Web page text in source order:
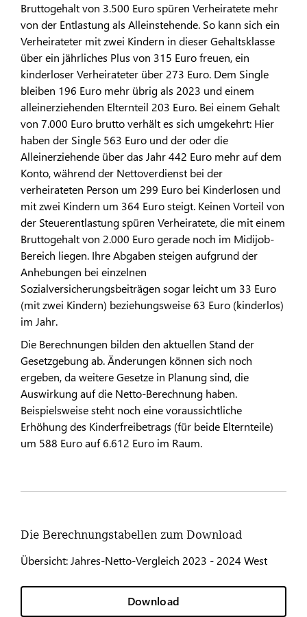
Bruttogehalt von 3.500 Euro spüren Verheiratete mehr
von der Entlastung als Alleinstehende. So kann sich ein
Verheirateter mit zwei Kindern in dieser Gehaltsklasse
über ein jährliches Plus von 315 Euro freuen, ein
kinderloser Verheirateter über 273 Euro. Dem Single
bleiben 196 Euro mehr übrig als 2023 und einem
alleinerziehenden Elternteil 203 Euro. Bei einem Gehalt
von 7.000 Euro brutto verhält es sich umgekehrt: Hier
haben der Single 563 Euro und der oder die
Alleinerziehende über das Jahr 442 Euro mehr auf dem
Konto, während der Nettoverdienst bei der
verheirateten Person um 299 Euro bei Kinderlosen und
mit zwei Kindern um 364 Euro steigt. Keinen Vorteil von
der Steuerentlastung spüren Verheiratete, die mit einem
Bruttogehalt von 2.000 Euro gerade noch im Midijob-
Bereich liegen. Ihre Abgaben steigen aufgrund der
Anhebungen bei einzelnen
Sozialversicherungsbeiträgen sogar leicht um 33 Euro
(mit zwei Kindern) beziehungsweise 63 Euro (kinderlos)
im Jahr.
Die Berechnungen bilden den aktuellen Stand der
Gesetzgebung ab. Änderungen können sich noch
ergeben, da weitere Gesetze in Planung sind, die
Auswirkung auf die Netto-Berechnung haben.
Beispielsweise steht noch eine voraussichtliche
Erhöhung des Kinderfreibetrags (für beide Elternteile)
um 588 Euro auf 6.612 Euro im Raum.
Die Berechnungstabellen zum Download
Übersicht: Jahres-Netto-Vergleich 2023 - 2024 West
Download